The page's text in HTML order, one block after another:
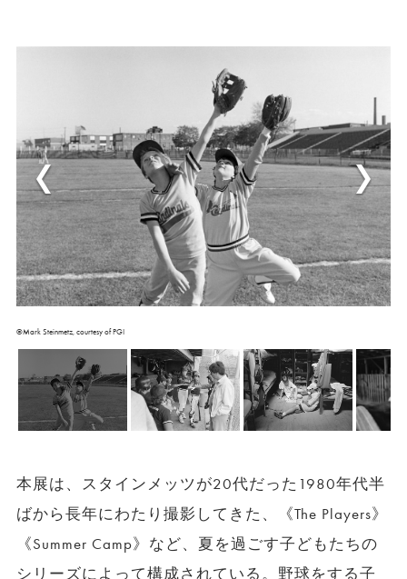
©Mark Steinmetz, courtesy of PGI
本展は、スタインメッツが20代だった1980年代半
ばから⻑年にわたり撮影してきた、《The Players》
《Summer Camp》など、夏を過ごす⼦どもたちの
シリーズによって構成されている。野球をする⼦